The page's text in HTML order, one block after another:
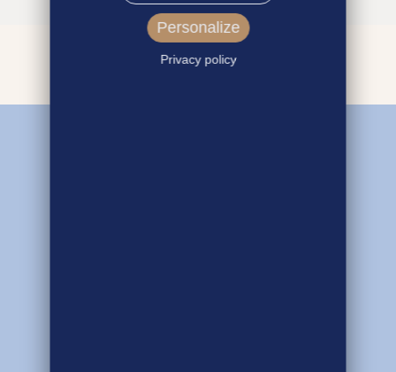
Personalize
Privacy policy